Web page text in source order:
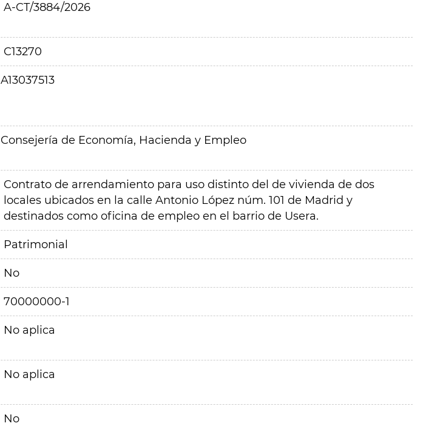
A-CT/3884/2026
C13270
A13037513
Consejería de Economía, Hacienda y Empleo
Contrato de arrendamiento para uso distinto del de vivienda de dos
locales ubicados en la calle Antonio López núm. 101 de Madrid y
destinados como oficina de empleo en el barrio de Usera.
Patrimonial
No
70000000-1
No aplica
No aplica
No